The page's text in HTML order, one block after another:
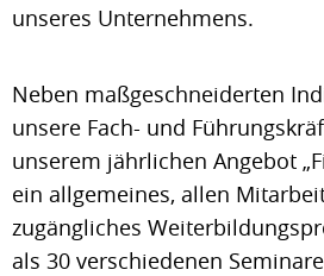
unseres Unternehmens.
Neben maßgeschneiderten
unsere Fach- und
unserem jährlichen Angebot
ein allgemeines, allen
zugängliches
als 30 verschiedenen